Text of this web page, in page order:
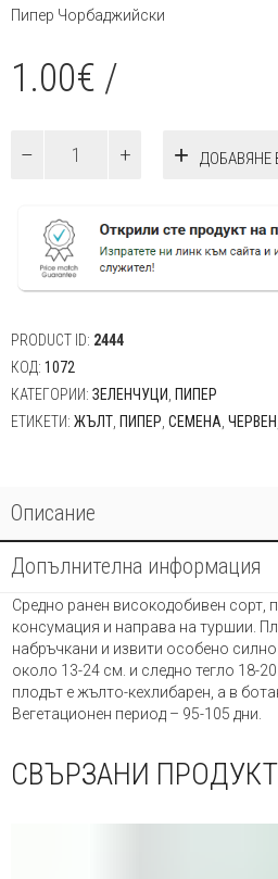
Пипер Чорбаджийски
1.00€ /
ДОБАВЯНЕ
PRODUCT ID: 2444
КОД: 1072
КАТЕГОРИИ: ЗЕЛЕНЧУЦИ
ПИПЕР
ЕТИКЕТИ: ЖЪЛТ ПИПЕР СЕМЕНА ЧЕРВЕН
Описание
Допълнителна информация
Средно ранен високодобивен сорт,
консумация и направа на туршии.
набръчкани и извити особено
около 13-24 см. и следно тегло 18-
плодът е жълто-кехлибарен, а в
Вегетационен период – 95-105 дни.
СВЪРЗАНИ